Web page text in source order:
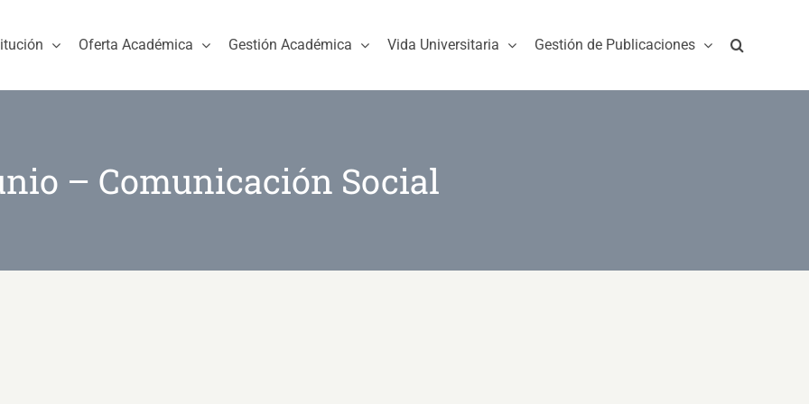
Oferta Académica Gestión Académica Vida Universitaria Gestión de Publicaciones
– Comunicación Social